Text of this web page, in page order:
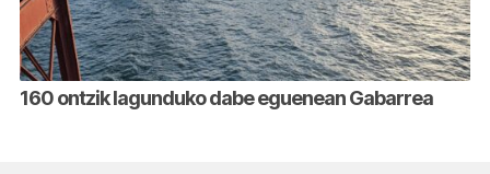
160 ontzik lagunduko dabe eguenean Gabarrea